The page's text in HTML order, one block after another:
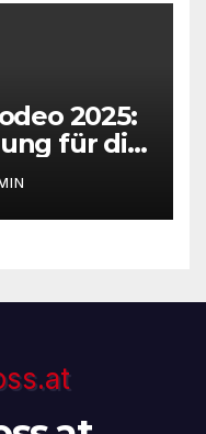
2025:
für die
am